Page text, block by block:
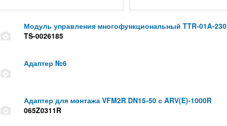
Модуль управления многофункциональный TTR-01A-230
TS-0026185
Адаптер №6
Адаптер для монтажа VFM2R DN15-50 с ARV(E)-1000R
065Z0311R